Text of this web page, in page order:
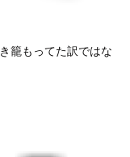
籠もってた訳ではな